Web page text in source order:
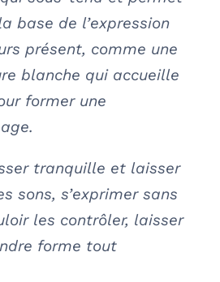
base de l’expression
présent, comme une
blanche qui accueille
former une
tranquille et laisser
sons, s’exprimer sans
les contrôler, laisser
forme tout